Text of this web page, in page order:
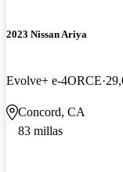
2023 Nissan Ariya
Evolve+ e-4ORCE
Concord, CA
83 millas